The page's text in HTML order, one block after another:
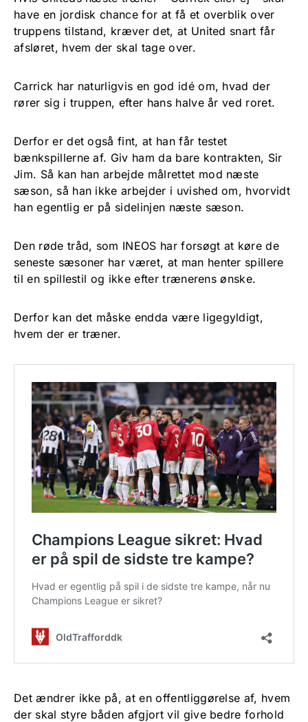
have en jordisk chance for at få et overblik over
truppens tilstand, kræver det, at United snart får
afsløret, hvem der skal tage over.
Carrick har naturligvis en god idé om, hvad der
rører sig i truppen, efter hans halve år ved roret.
Derfor er det også fint, at han får testet
bænkspillerne af. Giv ham da bare kontrakten, Sir
Jim. Så kan han arbejde målrettet mod næste
sæson, så han ikke arbejder i uvished om, hvorvidt
han egentlig er på sidelinjen næste sæson.
Den røde tråd, som INEOS har forsøgt at køre de
seneste sæsoner har været, at man henter spillere
til en spillestil og ikke efter trænerens ønske.
Derfor kan det måske endda være ligegyldigt,
hvem der er træner.
Det ændrer ikke på, at en offentliggørelse af, hvem
der skal styre båden afgjort vil give bedre forhold